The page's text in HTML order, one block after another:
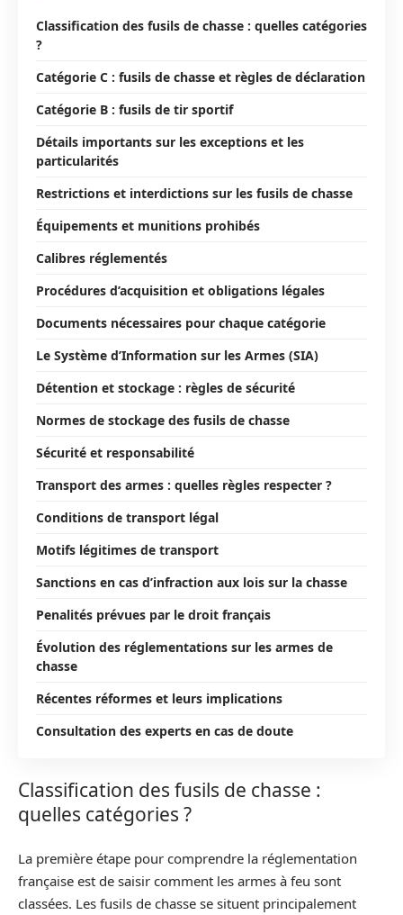
Classification des fusils de chasse : quelles catégories
?
Catégorie C : fusils de chasse et règles de déclaration
Catégorie B : fusils de tir sportif
Détails importants sur les exceptions et les
particularités
Restrictions et interdictions sur les fusils de chasse
Équipements et munitions prohibés
Calibres réglementés
Procédures d’acquisition et obligations légales
Documents nécessaires pour chaque catégorie
Le Système d’Information sur les Armes (SIA)
Détention et stockage : règles de sécurité
Normes de stockage des fusils de chasse
Sécurité et responsabilité
Transport des armes : quelles règles respecter ?
Conditions de transport légal
Motifs légitimes de transport
Sanctions en cas d’infraction aux lois sur la chasse
Penalités prévues par le droit français
Évolution des réglementations sur les armes de
chasse
Récentes réformes et leurs implications
Consultation des experts en cas de doute
Classification des fusils de chasse :
quelles catégories ?
La première étape pour comprendre la réglementation
française est de saisir comment les armes à feu sont
classées. Les fusils de chasse se situent principalement